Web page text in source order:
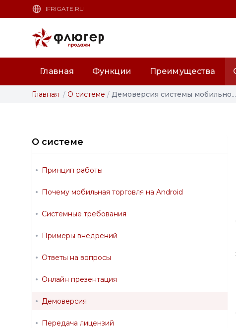
IFRIGATE.RU
Главная Функции Преимущества
Главная / О системе / Демоверсия системы мобильно...
О системе
Принцип работы
Почему мобильная торговля на Android
Системные требования
Примеры внедрений
Ответы на вопросы
Онлайн презентация
Демоверсия
Передача лицензий